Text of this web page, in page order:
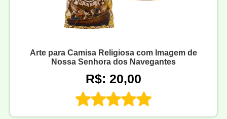
Arte para Camisa Religiosa com Imagem de
Nossa Senhora dos Navegantes
R$: 20,00